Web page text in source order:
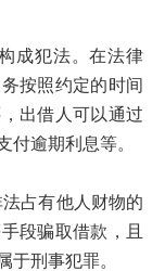
犯法。在法律
按照约定的时间
出借人可以通过
付逾期利息等。
占有他人财物的
段骗取借款，且
于刑事犯罪。